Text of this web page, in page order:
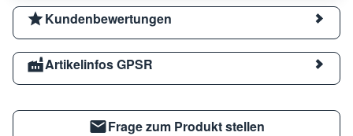
Kundenbewertungen
Artikelinfos GPSR
Frage zum Produkt stellen